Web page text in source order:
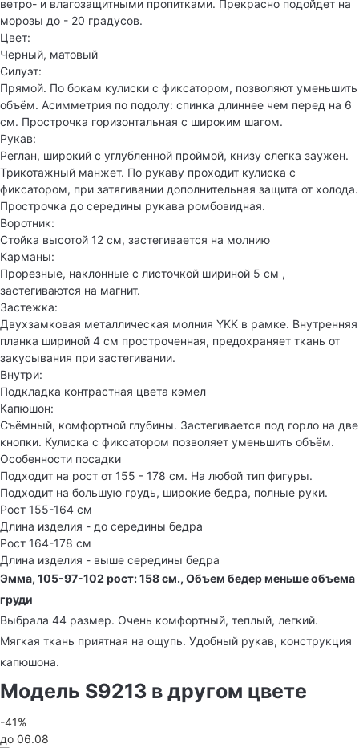
ветро- и влагозащитными пропитками. Прекрасно подойдет на
морозы до - 20 градусов.
Цвет:
Черный, матовый
Силуэт:
Прямой. По бокам кулиски с фиксатором, позволяют уменьшить
объём. Асимметрия по подолу: спинка длиннее чем перед на 6
см. Прострочка горизонтальная с широким шагом.
Рукав:
Реглан, широкий с углубленной проймой, книзу слегка заужен.
Трикотажный манжет. По рукаву проходит кулиска с
фиксатором, при затягивании дополнительная защита от холода.
Прострочка до середины рукава ромбовидная.
Воротник:
Стойка высотой 12 см, застегивается на молнию
Карманы:
Прорезные, наклонные с листочкой шириной 5 см ,
застегиваются на магнит.
Застежка:
Двухзамковая металлическая молния YKK в рамке. Внутренняя
планка шириной 4 см простроченная, предохраняет ткань от
закусывания при застегивании.
Внутри:
Подкладка контрастная цвета кэмел
Капюшон:
Съёмный, комфортной глубины. Застегивается под горло на две
кнопки. Кулиска с фиксатором позволяет уменьшить объём.
Особенности посадки
Подходит на рост от 155 - 178 см. На любой тип фигуры.
Подходит на большую грудь, широкие бедра, полные руки.
Рост 155-164 см
Длина изделия - до середины бедра
Рост 164-178 см
Длина изделия - выше середины бедра
Эмма, 105-97-102 рост: 158 см., Объем бедер меньше объема
груди
Выбрала 44 размер. Очень комфортный, теплый, легкий.
Мягкая ткань приятная на ощупь. Удобный рукав, конструкция
капюшона.
Модель S9213 в другом цвете
-41%
до 06.08